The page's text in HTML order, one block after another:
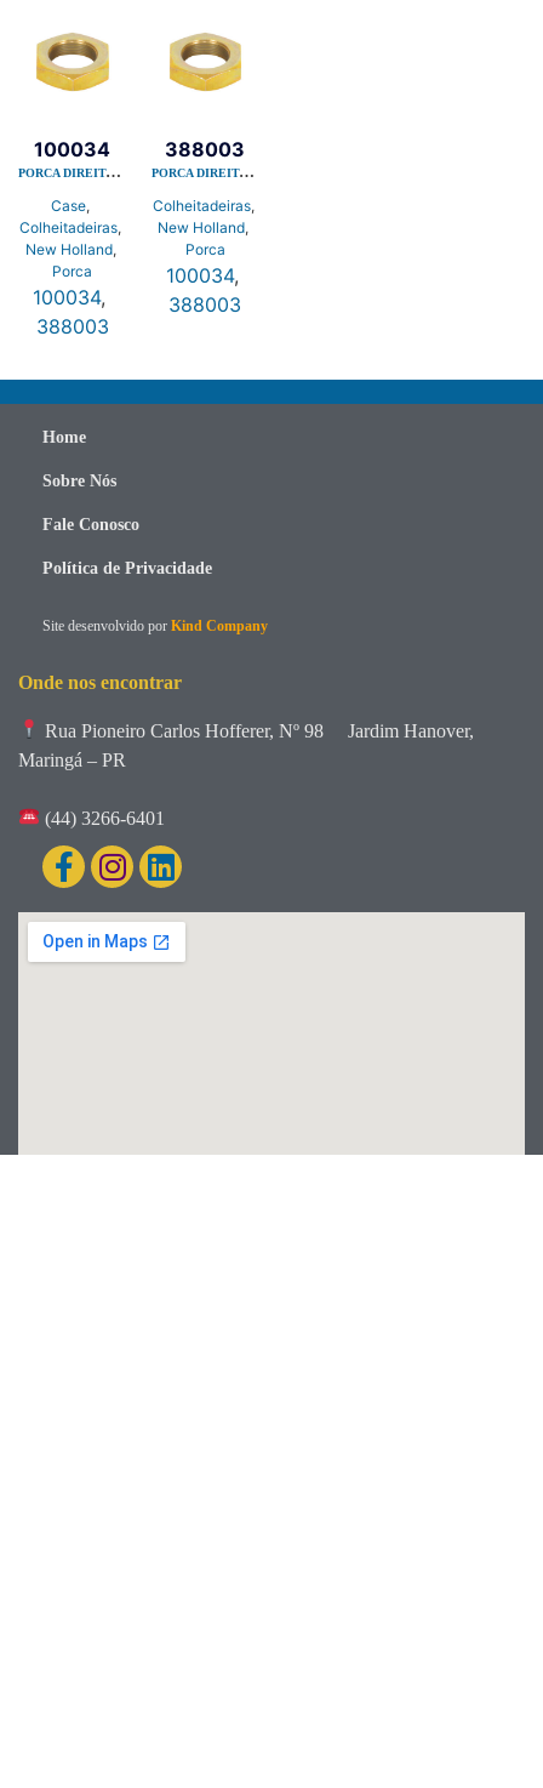
Case,
Colheitadeiras,
New Holland,
Porca
PORCA DIREITA ACO
100034
100034,
388003
Colheitadeiras,
New Holland,
Porca
PORCA DIREITA ACO
388003
100034,
388003
Home
Sobre Nós
Fale Conosco
Política de Privacidade
Site desenvolvido por Kind Company
Onde nos encontrar
Rua Pioneiro Carlos Hofferer, Nº 98
Jardim Hanover,
Maringá – PR
(44) 3266-6401